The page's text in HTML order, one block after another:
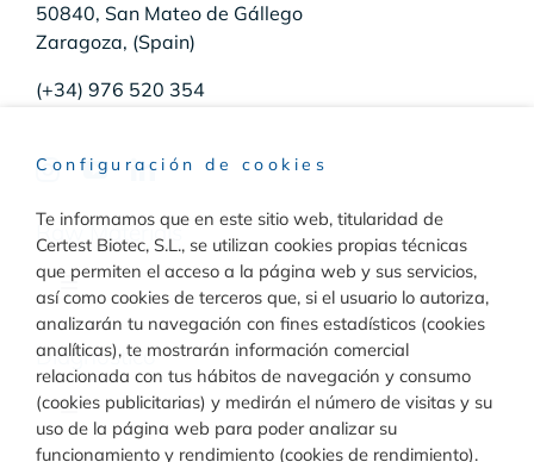
50840, San Mateo de Gállego
Zaragoza, (Spain)
(+34) 976 520 354
Raw Materials
Toggle
Navigation
Materiales para inmunodiagnóstico
Materiales para diagnóstico molecular
Diagnóstico
Toggle
Navigation
Configuración de cookies
Te informamos que en este sitio web, titularidad de
Certest Biotec, S.L., se utilizan cookies propias técnicas
que permiten el acceso a la página web y sus servicios,
así como cookies de terceros que, si el usuario lo autoriza,
analizarán tu navegación con fines estadísticos (cookies
analíticas), te mostrarán información comercial
relacionada con tus hábitos de navegación y consumo
(cookies publicitarias) y medirán el número de visitas y su
uso de la página web para poder analizar su
funcionamiento y rendimiento (cookies de rendimiento).